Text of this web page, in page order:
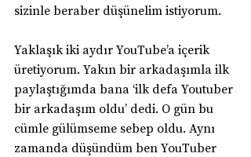
sizinle beraber düşünelim istiyorum.
Yaklaşık iki aydır YouTube’a içerik
üretiyorum. Yakın bir arkadaşımla ilk
paylaştığımda bana ‘ilk defa Youtuber
bir arkadaşım oldu’ dedi. O gün bu
cümle gülümseme sebep oldu. Aynı
zamanda düşündüm ben YouTuber